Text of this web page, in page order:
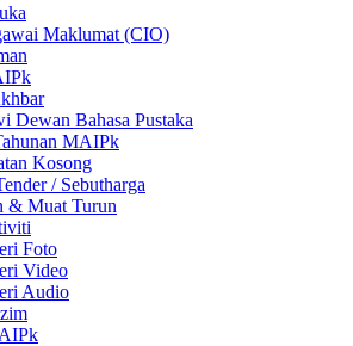
Maklumat (CIO)
Dewan Bahasa Pustaka
MAIPk
Kosong
/ Sebutharga
& Muat Turun
Foto
Video
Audio